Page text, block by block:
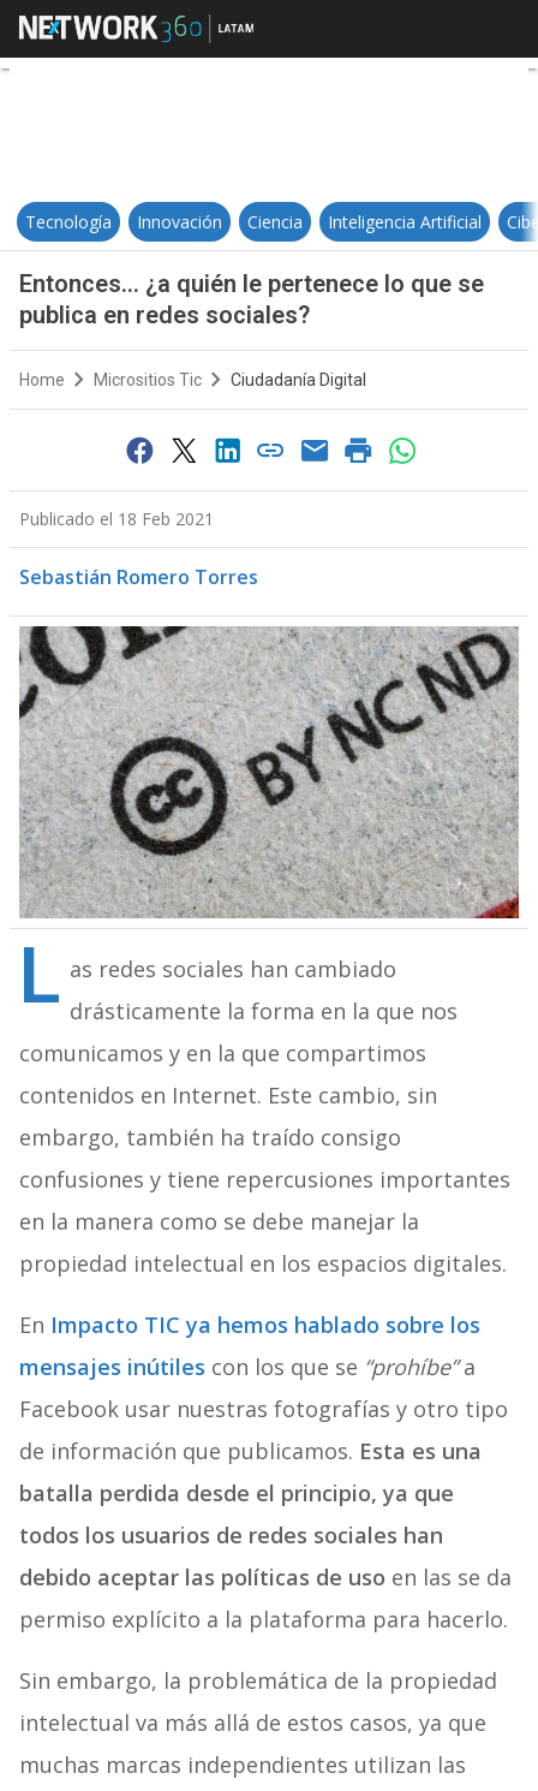
Entonces… ¿a quién le
Tecnología Innovación Ciencia Inteligencia Artificial
Entonces… ¿a quién le pertenece lo que se
publica en redes sociales?
Home Micrositios Tic Ciudadanía Digital
Publicado el 18 Feb 2021
Sebastián Romero Torres
L as redes sociales han cambiado
drásticamente la forma en la que nos
comunicamos y en la que compartimos
contenidos en Internet. Este cambio, sin
embargo, también ha traído consigo
confusiones y tiene repercusiones importantes
en la manera como se debe manejar la
propiedad intelectual en los espacios digitales.
En Impacto TIC ya hemos hablado sobre los
mensajes inútiles con los que se “prohíbe”a
Facebook usar nuestras fotografías y otro tipo
de información que publicamos. Esta es una
batalla perdida desde el principio, ya que
todos los usuarios de redes sociales han
debido aceptar las políticas de uso en las se da
permiso explícito a la plataforma para hacerlo.
Sin embargo, la problemática de la propiedad
intelectual va más allá de estos casos, ya que
muchas marcas independientes utilizan las